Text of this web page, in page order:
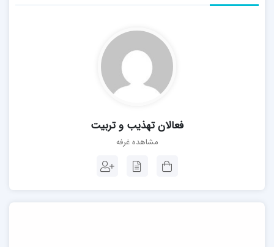
فعالان تهذیب و تربیت
مشاهده غرفه